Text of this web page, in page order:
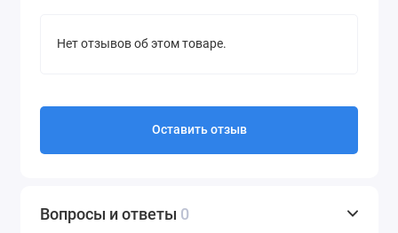
Нет отзывов об этом товаре.
Оставить отзыв
Вопросы и ответы 0